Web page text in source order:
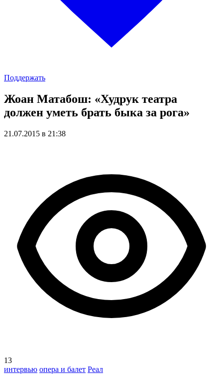
Поддержать
Жоан Матабош: «Худрук театра
должен уметь брать быка за рога»
21.07.2015 в 21:38
13
интервью опера и балет Реал